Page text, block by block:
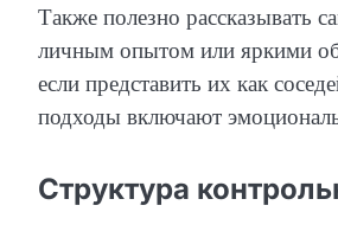
Также полезно рассказывать
личным опытом или яркими
если представить их как
подходы включают
Структура